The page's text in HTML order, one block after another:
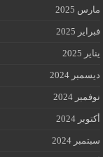
مارس 2025
فبراير 2025
يناير 2025
ديسمبر 2024
نوفمبر 2024
أكتوبر 2024
سبتمبر 2024